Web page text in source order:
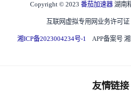
Copyright © 2023 番茄加速器 湖南
互联网虚拟专用网业务许可证
湘ICP备2023004234号-1 APP备案号
友情链接